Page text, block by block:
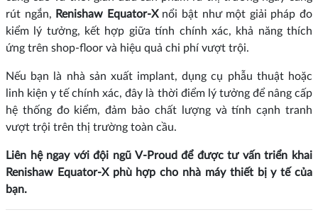
rút ngắn, Renishaw Equator‑Xnổi bật như một giải pháp đo
kiểm lý tưởng, kết hợp giữa tính chính xác, khả năng thích
ứng trên shop‑floor và hiệu quả chi phí vượt trội.
Nếu bạn là nhà sản xuất implant, dụng cụ phẫu thuật hoặc
linh kiện y tế chính xác, đây là thời điểm lý tưởng để nâng cấp
hệ thống đo kiểm, đảm bảo chất lượng và tính cạnh tranh
vượt trội trên thị trường toàn cầu.
Liên hệ ngay với đội ngũ V‑Proud để được tư vấn triển khai
Renishaw Equator‑X phù hợp cho nhà máy thiết bị y tế của
bạn.